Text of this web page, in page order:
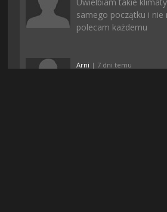
samego początku i nie
polecam każdemu
Arni | 7 dni temu